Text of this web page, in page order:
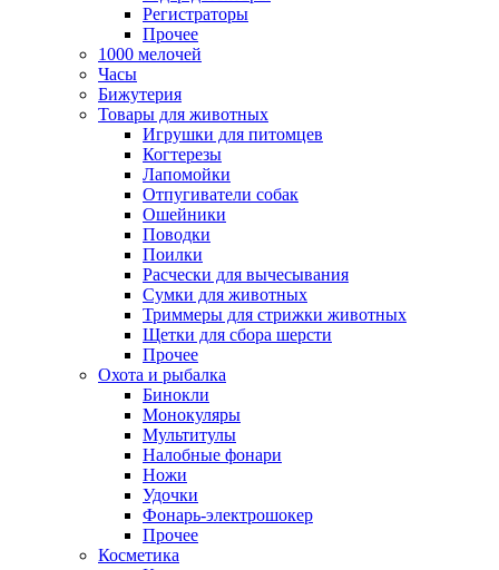
Регистраторы
Прочее
1000 мелочей
Часы
Бижутерия
Товары для животных
Игрушки для питомцев
Когтерезы
Лапомойки
Отпугиватели собак
Ошейники
Поводки
Поилки
Расчески для вычесывания
Сумки для животных
Триммеры для стрижки животных
Щетки для сбора шерсти
Прочее
Охота и рыбалка
Бинокли
Монокуляры
Мультитулы
Налобные фонари
Ножи
Удочки
Фонарь-электрошокер
Прочее
Косметика